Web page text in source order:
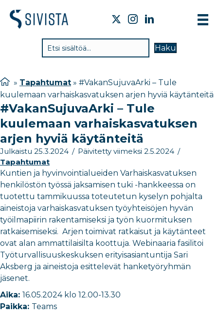
Haku
» Tapahtumat » #VakanSujuvaArki – Tule
kuulemaan varhaiskasvatuksen arjen hyviä käytänteitä
#VakanSujuvaArki – Tule
kuulemaan varhaiskasvatuksen
arjen hyviä käytänteitä
Julkaistu 25.3.2024 / Päivitetty viimeksi 2.5.2024 /
Tapahtumat
Kuntien ja hyvinvointialueiden Varhaiskasvatuksen
henkilöstön työssä jaksamisen tuki -hankkeessa on
tuotettu tammikuussa toteutetun kyselyn pohjalta
aineistoja varhaiskasvatuksen työyhteisöjen hyvän
työilmapiirin rakentamiseksi ja työn kuormituksen
ratkaisemiseksi. Arjen toimivat ratkaisut ja käytänteet
ovat alan ammattilaisilta koottuja. Webinaaria fasilitoi
Työturvallisuuskeskuksen erityisasiantuntija Sari
Aksberg ja aineistoja esittelevät hanketyöryhmän
jäsenet.
Aika: 16.05.2024 klo 12.00-13.30
Paikka: Teams